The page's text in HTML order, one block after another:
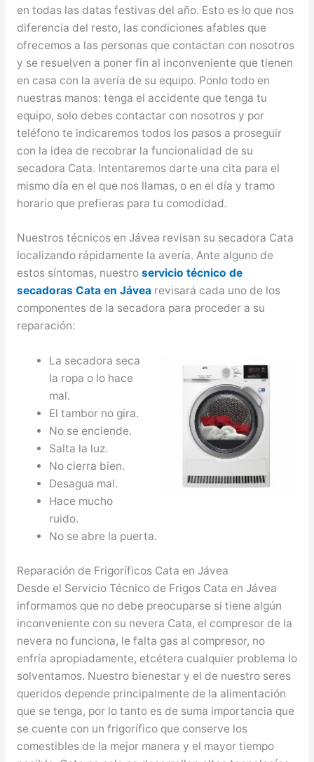
en todas las datas festivas del año. Esto es lo que nos
diferencia del resto, las condiciones afables que
ofrecemos a las personas que contactan con nosotros
y se resuelven a poner fin al inconveniente que tienen
en casa con la avería de su equipo. Ponlo todo en
nuestras manos: tenga el accidente que tenga tu
equipo, solo debes contactar con nosotros y por
teléfono te indicaremos todos los pasos a proseguir
con la idea de recobrar la funcionalidad de su
secadora Cata. Intentaremos darte una cita para el
mismo día en el que nos llamas, o en el día y tramo
horario que prefieras para tu comodidad.
Nuestros técnicos en Jávea revisan su secadora Cata
localizando rápidamente la avería. Ante alguno de
estos síntomas, nuestro servicio técnico de
secadoras Cata en Jávearevisará cada uno de los
componentes de la secadora para proceder a su
reparación:
La secadora seca
la ropa o lo hace
mal.
El tambor no gira.
No se enciende.
Salta la luz.
No cierra bien.
Desagua mal.
Hace mucho
ruido.
No se abre la puerta.
Reparación de Frigoríficos Cata en Jávea
Desde el Servicio Técnico de Frigos Cata en Jávea
informamos que no debe preocuparse si tiene algún
inconveniente con su nevera Cata, el compresor de la
nevera no funciona, le falta gas al compresor, no
enfría apropiadamente, etcétera cualquier problema lo
solventamos. Nuestro bienestar y el de nuestro seres
queridos depende principalmente de la alimentación
que se tenga, por lo tanto es de suma importancia que
se cuente con un frigorífico que conserve los
comestibles de la mejor manera y el mayor tiempo